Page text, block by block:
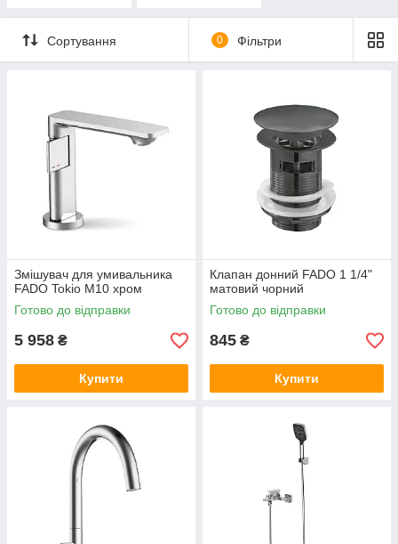
Сортування 0 Фільтри
Змішувач для умивальника
FADO Tokio M10 хром
Готово до відправки
5 958 ₴
Купити
Клапан донний FADO 1 1/4"
матовий чорний
Готово до відправки
845 ₴
Купити